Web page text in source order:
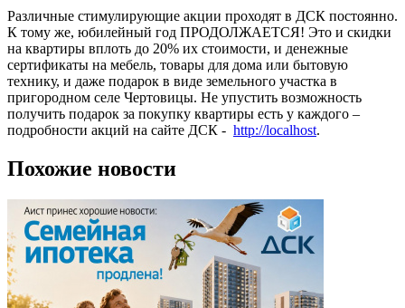
Различные стимулирующие акции проходят в ДСК постоянно.
К тому же, юбилейный год ПРОДОЛЖАЕТСЯ! Это и скидки
на квартиры вплоть до 20% их стоимости, и денежные
сертификаты на мебель, товары для дома или бытовую
технику, и даже подарок в виде земельного участка в
пригородном селе Чертовицы. Не упустить возможность
получить подарок за покупку квартиры есть у каждого –
подробности акций на сайте ДСК - http://localhost.
Похожие новости